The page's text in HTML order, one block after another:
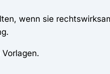
wenn sie